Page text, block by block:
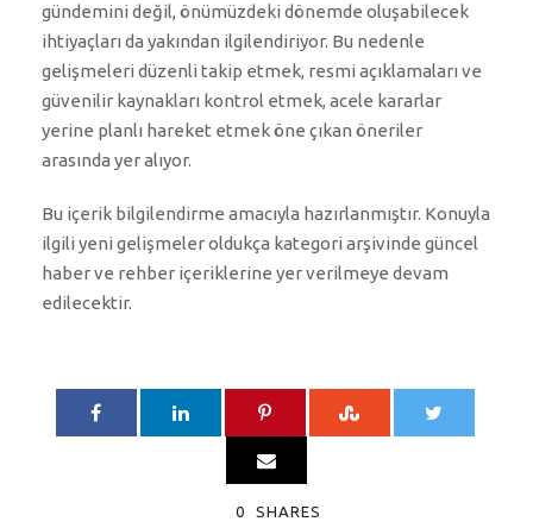
gündemini değil, önümüzdeki dönemde oluşabilecek
ihtiyaçları da yakından ilgilendiriyor. Bu nedenle
gelişmeleri düzenli takip etmek, resmi açıklamaları ve
güvenilir kaynakları kontrol etmek, acele kararlar
yerine planlı hareket etmek öne çıkan öneriler
arasında yer alıyor.
Bu içerik bilgilendirme amacıyla hazırlanmıştır. Konuyla
ilgili yeni gelişmeler oldukça kategori arşivinde güncel
haber ve rehber içeriklerine yer verilmeye devam
edilecektir.
0 SHARES